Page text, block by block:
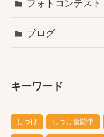
フォトコンテスト
ブログ
キーワード
しつけ しつけ奮闘中